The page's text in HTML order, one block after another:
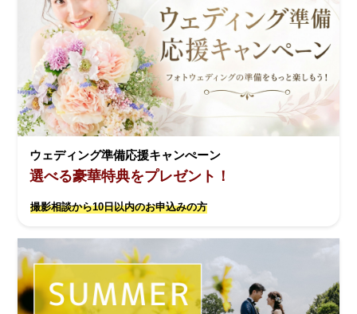
ウェディング準備応援キャンぺーン
選べる豪華特典をプレゼント！
撮影相談から10日以内のお申込みの方